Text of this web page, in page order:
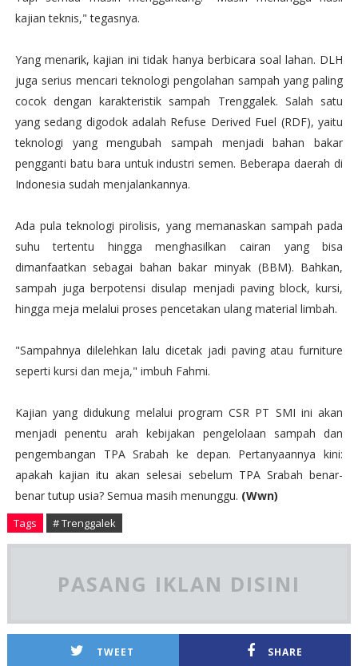
kajian teknis," tegasnya.
Yang menarik, kajian ini tidak hanya berbicara soal lahan. DLH
juga serius mencari teknologi pengolahan sampah yang paling
cocok dengan karakteristik sampah Trenggalek. Salah satu
yang sedang digodok adalah Refuse Derived Fuel (RDF), yaitu
teknologi yang mengubah sampah menjadi bahan bakar
pengganti batu bara untuk industri semen. Beberapa daerah di
Indonesia sudah menjalankannya.
Ada pula teknologi pirolisis, yang memanaskan sampah pada
suhu tertentu hingga menghasilkan cairan yang bisa
dimanfaatkan sebagai bahan bakar minyak (BBM). Bahkan,
sampah juga berpotensi disulap menjadi paving block, kursi,
hingga meja melalui proses pencetakan ulang material limbah.
"Sampahnya dilelehkan lalu dicetak jadi paving atau furniture
seperti kursi dan meja," imbuh Fahmi.
Kajian yang didukung melalui program CSR PT SMI ini akan
menjadi penentu arah kebijakan pengelolaan sampah dan
pengembangan TPA Srabah ke depan. Pertanyaannya kini:
apakah kajian itu akan selesai sebelum TPA Srabah benar-
benar tutup usia? Semua masih menunggu. (Wwn)
Tags # Trenggalek
PASANG IKLAN DISINI
TWEET SHARE